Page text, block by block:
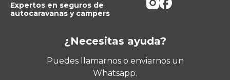
Expertos en seguros de
autocaravanas y campers
¿Necesitas ayuda?
Puedes llamarnos o enviarnos un
Whatsapp.